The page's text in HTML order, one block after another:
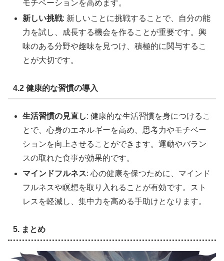
モチベーションを高めます。
新しい挑戦: 新しいことに挑戦することで、自分の能
力を試し、成長する機会を作ることが重要です。興
味のある分野や趣味を見つけ、積極的に関与するこ
とが大切です。
4.2 健康的な習慣の導入
生活習慣の見直し: 健康的な生活習慣を身につけるこ
とで、心身のエネルギーを高め、思考力やモチベー
ションを向上させることができます。運動やバラン
スの取れた食事が効果的です。
マインドフルネス: 心の健康を保つために、マインド
フルネスや瞑想を取り入れることが有効です。スト
レスを軽減し、集中力を高める手助けとなります。
5. まとめ